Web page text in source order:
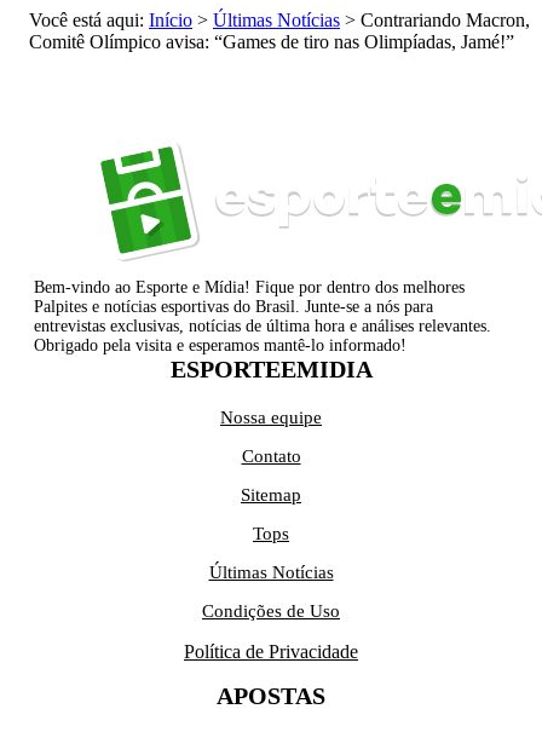
Você está aqui: Início > Últimas Notícias > Contrariando Macron,
Comitê Olímpico avisa: “Games de tiro nas Olimpíadas, Jamé!”
Bem-vindo ao Esporte e Mídia! Fique por dentro dos melhores
Palpites e notícias esportivas do Brasil. Junte-se a nós para
entrevistas exclusivas, notícias de última hora e análises relevantes.
Obrigado pela visita e esperamos mantê-lo informado!
ESPORTEEMIDIA
Nossa equipe
Contato
Sitemap
Tops
Últimas Notícias
Condições de Uso
Política de Privacidade
APOSTAS